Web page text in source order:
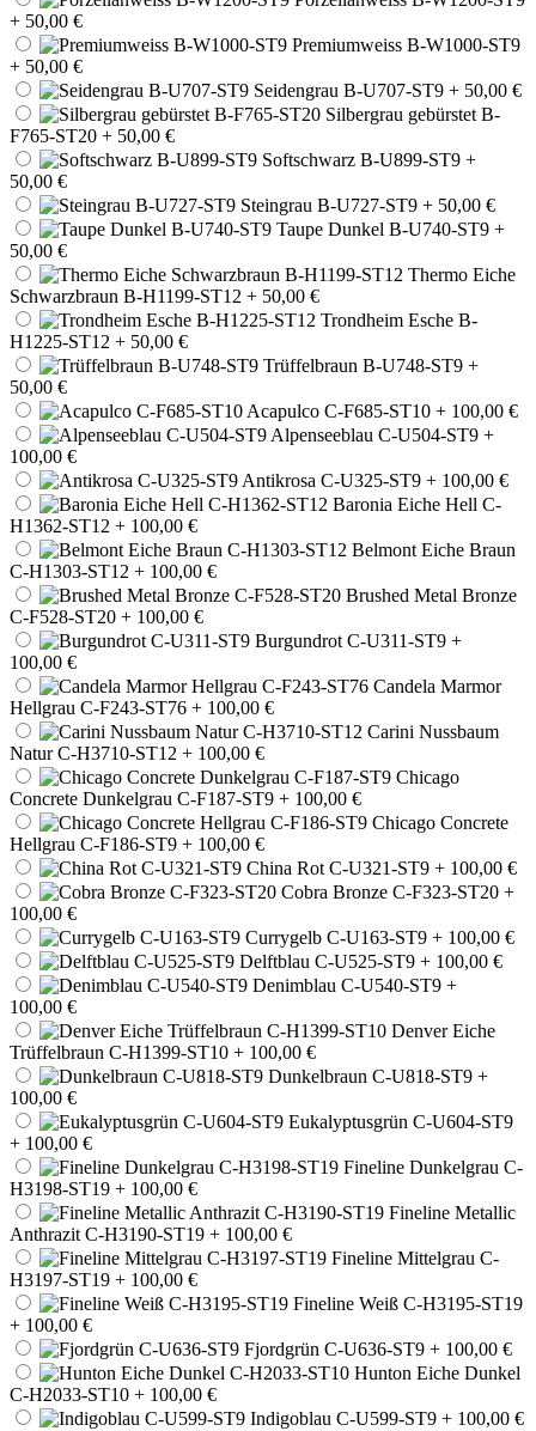
+ 50,00 €
Premiumweiss B-W1000-ST9
+ 50,00 €
Seidengrau B-U707-ST9 + 50,00 €
Silbergrau gebürstet B-
F765-ST20 + 50,00 €
Softschwarz B-U899-ST9 +
50,00 €
Steingrau B-U727-ST9 + 50,00 €
Taupe Dunkel B-U740-ST9 +
50,00 €
Thermo Eiche
Schwarzbraun B-H1199-ST12 + 50,00 €
Trondheim Esche B-
H1225-ST12 + 50,00 €
Trüffelbraun B-U748-ST9 +
50,00 €
Acapulco C-F685-ST10 + 100,00 €
Alpenseeblau C-U504-ST9 +
100,00 €
Antikrosa C-U325-ST9 + 100,00 €
Baronia Eiche Hell C-
H1362-ST12 + 100,00 €
Belmont Eiche Braun
C-H1303-ST12 + 100,00 €
Brushed Metal Bronze
C-F528-ST20 + 100,00 €
Burgundrot C-U311-ST9 +
100,00 €
Candela Marmor
Hellgrau C-F243-ST76 + 100,00 €
Carini Nussbaum
Natur C-H3710-ST12 + 100,00 €
Chicago
Concrete Dunkelgrau C-F187-ST9 + 100,00 €
Chicago Concrete
Hellgrau C-F186-ST9 + 100,00 €
China Rot C-U321-ST9 + 100,00 €
Cobra Bronze C-F323-ST20 +
100,00 €
Currygelb C-U163-ST9 + 100,00 €
Delftblau C-U525-ST9 + 100,00 €
Denimblau C-U540-ST9 +
100,00 €
Denver Eiche
Trüffelbraun C-H1399-ST10 + 100,00 €
Dunkelbraun C-U818-ST9 +
100,00 €
Eukalyptusgrün C-U604-ST9
+ 100,00 €
Fineline Dunkelgrau C-
H3198-ST19 + 100,00 €
Fineline Metallic
Anthrazit C-H3190-ST19 + 100,00 €
Fineline Mittelgrau C-
H3197-ST19 + 100,00 €
Fineline Weiß C-H3195-ST19
+ 100,00 €
Fjordgrün C-U636-ST9 + 100,00 €
Hunton Eiche Dunkel
C-H2033-ST10 + 100,00 €
Indigoblau C-U599-ST9 + 100,00 €